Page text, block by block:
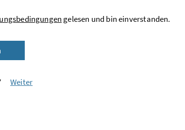
gelesen und bin einverstanden.
Weiter